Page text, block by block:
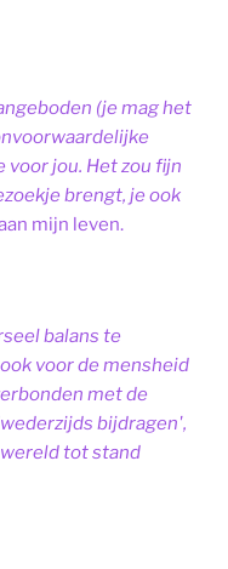
(je mag het
jou. Het zou fijn
brengt, je ook
mijn leven.
balans te
voor de mensheid
met de
bijdragen',
tot stand